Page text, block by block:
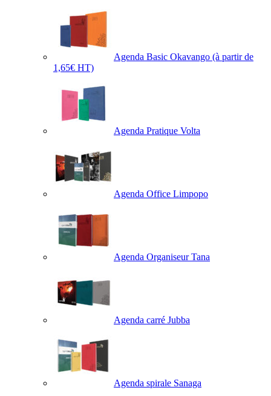
Agenda Basic Okavango (à partir de
1,65€ HT)
Agenda Pratique Volta
Agenda Office Limpopo
Agenda Organiseur Tana
Agenda carré Jubba
Agenda spirale Sanaga